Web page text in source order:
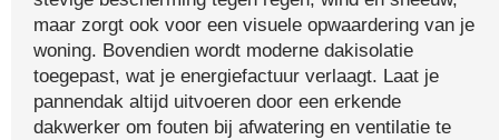
maar zorgt ook voor een visuele opwaardering van je
woning. Bovendien wordt moderne dakisolatie
toegepast, wat je energiefactuur verlaagt. Laat je
pannendak altijd uitvoeren door een erkende
dakwerker om fouten bij afwatering en ventilatie te